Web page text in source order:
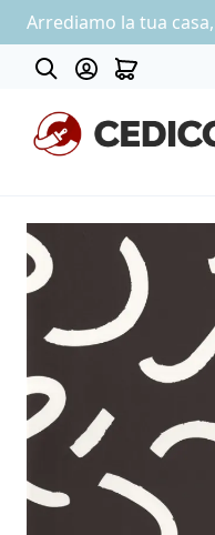
Arrediamo la tua casa,
COLLEZIONE CARTA DA
OUTLET